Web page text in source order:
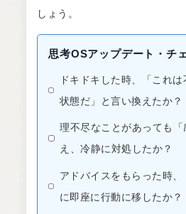
しょう。
思考OSアップデート・チ
ドキドキした時、「これ
状態だ」と言い換えたか？
理不尽なことがあっても「
え、冷静に対処したか？
アドバイスをもらった時
に即座に行動に移したか？